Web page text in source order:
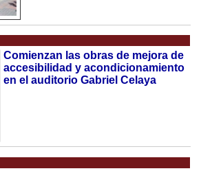
Comienzan las obras de mejora de
accesibilidad y acondicionamiento
en el auditorio Gabriel Celaya